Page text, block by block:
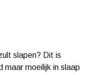
slapen? Dit is
maar moeilijk in slaap